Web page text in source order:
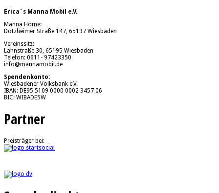
Erica´s Manna Mobil e.V.
Manna Home:
Dotzheimer Straße 147, 65197 Wiesbaden
Vereinssitz:
Lahnstraße 30, 65195 Wiesbaden
Telefon: 0611- 97423350
info@mannamobil.de
Spendenkonto:
Wiesbadener Volksbank e.V.
IBAN: DE95 5109 0000 0002 3457 06
BIC: WIBADE5W
Partner
Preisträger bei: